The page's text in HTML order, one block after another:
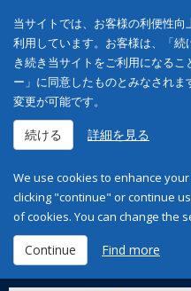
当サイトでは、お客様の利便性
利用しています。お客様は、「
き続き当サイトをご利用になる
ー」に同意したものとみなされ
変更が可能です。
続ける 詳細を見る
We use cookies to enhance
clicking "continue" or continue
of cookies. You can change the
Continue Find more